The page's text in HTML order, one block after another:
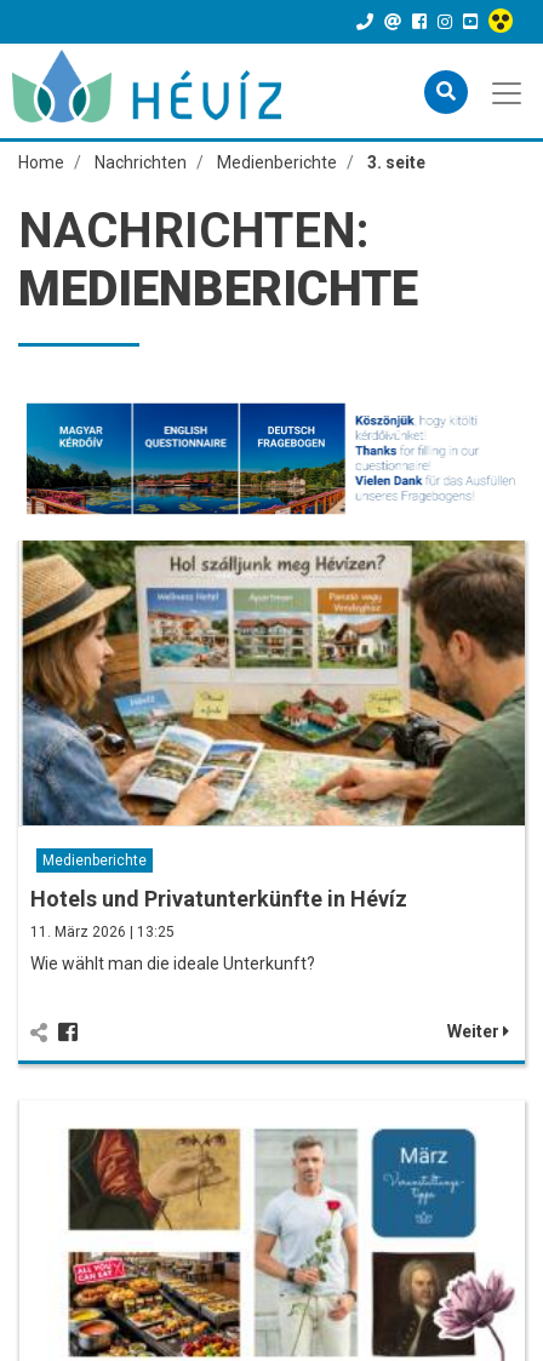
Home Nachrichten Medienberichte 3. seite
NACHRICHTEN:
MEDIENBERICHTE
Medienberichte
Hotels und Privatunterkünfte in Hévíz
11. März 2026 | 13:25
Wie wählt man die ideale Unterkunft?
Weiter